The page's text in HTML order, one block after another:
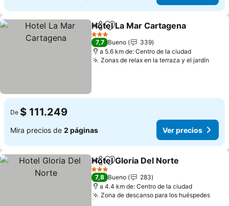
CompartirAgregar a favoritos
Hotel La Mar Cartagena
3 Estrellas
7,7 Bueno
339
a 5.6 km de: Centro de la ciudad
Zonas de relax en la terraza y el jardín
De $ 111.249
Mira precios de 2 páginas Ver precios
CompartirAgregar a favoritos
Hotel Gloria Del Norte
3 Estrellas
7,8 Bueno
283
a 4.4 km de: Centro de la ciudad
Zona de descanso para los huéspedesVer